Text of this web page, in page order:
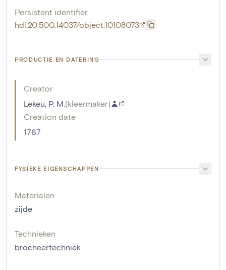
Persistent identifier
hdl:20.500.14037/object.10108073
PRODUCTIE EN DATERING
Creator
Lekeu, P. M. (kleermaker)
Creation date
1767
FYSIEKE EIGENSCHAPPEN
Materialen
zijde
Technieken
brocheertechniek